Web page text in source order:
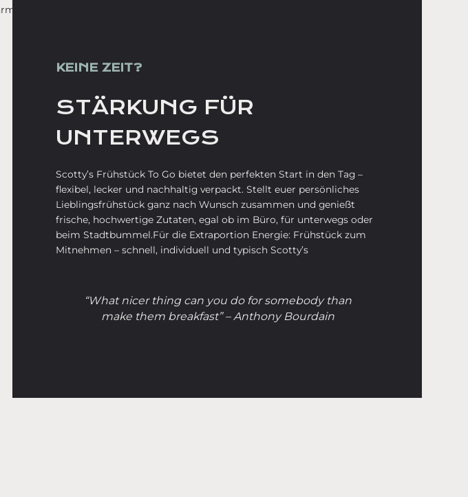
KEINE ZEIT?
STÄRKUNG FÜR
UNTERWEGS
Scotty’s Frühstück To Go bietet den perfekten Start in den Tag –
flexibel, lecker und nachhaltig verpackt. Stellt euer persönliches
Lieblingsfrühstück ganz nach Wunsch zusammen und genießt
frische, hochwertige Zutaten, egal ob im Büro, für unterwegs oder
beim Stadtbummel.Für die Extraportion Energie: Frühstück zum
Mitnehmen – schnell, individuell und typisch Scotty’s
“What nicer thing can you do for somebody than
make them breakfast” – Anthony Bourdain